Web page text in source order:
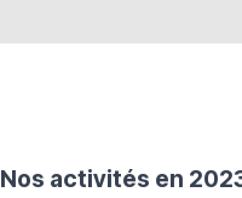
Nos activités en